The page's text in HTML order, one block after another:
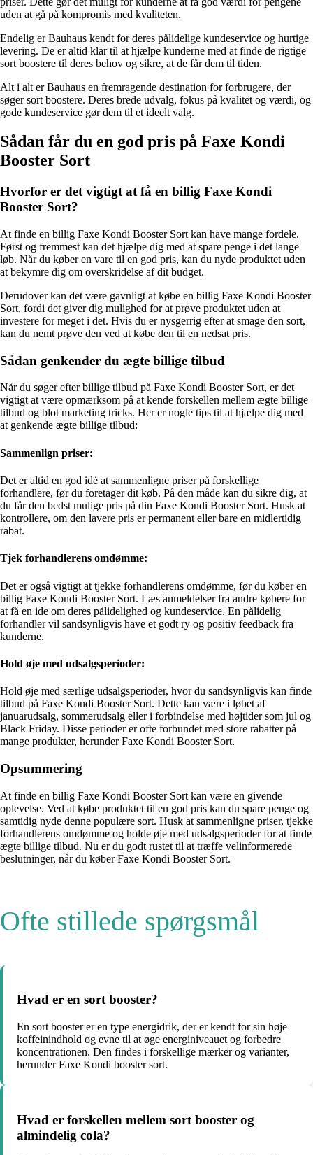
uden at gå på kompromis med kvaliteten.
Endelig er Bauhaus kendt for deres pålidelige kundeservice og hurtige
levering. De er altid klar til at hjælpe kunderne med at finde de rigtige
sort boostere til deres behov og sikre, at de får dem til tiden.
Alt i alt er Bauhaus en fremragende destination for forbrugere, der
søger sort boostere. Deres brede udvalg, fokus på kvalitet og værdi, og
gode kundeservice gør dem til et ideelt valg.
Sådan får du en god pris på Faxe Kondi
Booster Sort
Hvorfor er det vigtigt at få en billig Faxe Kondi
Booster Sort?
At finde en billig Faxe Kondi Booster Sort kan have mange fordele.
Først og fremmest kan det hjælpe dig med at spare penge i det lange
løb. Når du køber en vare til en god pris, kan du nyde produktet uden
at bekymre dig om overskridelse af dit budget.
Derudover kan det være gavnligt at købe en billig Faxe Kondi Booster
Sort, fordi det giver dig mulighed for at prøve produktet uden at
investere for meget i det. Hvis du er nysgerrig efter at smage den sort,
kan du nemt prøve den ved at købe den til en nedsat pris.
Sådan genkender du ægte billige tilbud
Når du søger efter billige tilbud på Faxe Kondi Booster Sort, er det
vigtigt at være opmærksom på at kende forskellen mellem ægte billige
tilbud og blot marketing tricks. Her er nogle tips til at hjælpe dig med
at genkende ægte billige tilbud:
Sammenlign priser:
Det er altid en god idé at sammenligne priser på forskellige
forhandlere, før du foretager dit køb. På den måde kan du sikre dig, at
du får den bedst mulige pris på din Faxe Kondi Booster Sort. Husk at
kontrollere, om den lavere pris er permanent eller bare en midlertidig
rabat.
Tjek forhandlerens omdømme:
Det er også vigtigt at tjekke forhandlerens omdømme, før du køber en
billig Faxe Kondi Booster Sort. Læs anmeldelser fra andre købere for
at få en ide om deres pålidelighed og kundeservice. En pålidelig
forhandler vil sandsynligvis have et godt ry og positiv feedback fra
kunderne.
Hold øje med udsalgsperioder:
Hold øje med særlige udsalgsperioder, hvor du sandsynligvis kan finde
tilbud på Faxe Kondi Booster Sort. Dette kan være i løbet af
januarudsalg, sommerudsalg eller i forbindelse med højtider som jul og
Black Friday. Disse perioder er ofte forbundet med store rabatter på
mange produkter, herunder Faxe Kondi Booster Sort.
Opsummering
At finde en billig Faxe Kondi Booster Sort kan være en givende
oplevelse. Ved at købe produktet til en god pris kan du spare penge og
samtidig nyde denne populære sort. Husk at sammenligne priser, tjekke
forhandlerens omdømme og holde øje med udsalgsperioder for at finde
ægte billige tilbud. Nu er du godt rustet til at træffe velinformerede
beslutninger, når du køber Faxe Kondi Booster Sort.
Ofte stillede spørgsmål
Hvad er en sort booster?
En sort booster er en type energidrik, der er kendt for sin høje
koffeinindhold og evne til at øge energiniveauet og forbedre
koncentrationen. Den findes i forskellige mærker og varianter,
herunder Faxe Kondi booster sort.
Hvad er forskellen mellem sort booster og
almindelig cola?